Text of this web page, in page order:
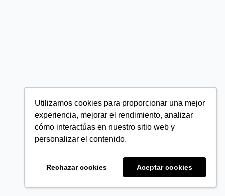
Utilizamos cookies para proporcionar una mejor
experiencia, mejorar el rendimiento, analizar
cómo interactúas en nuestro sitio web y
personalizar el contenido.
Rechazar cookies Aceptar cookies